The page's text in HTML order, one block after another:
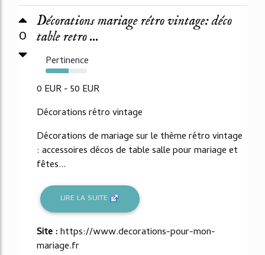
0
Décorations mariage rétro vintage: déco
table retro ...
Pertinence
55%
0 EUR - 50 EUR
Décorations rétro vintage
Décorations de mariage sur le thème rétro vintage
: accessoires décos de table salle pour mariage et
fêtes...
LIRE LA SUITE
Site :https://www.decorations-pour-mon-
mariage.fr